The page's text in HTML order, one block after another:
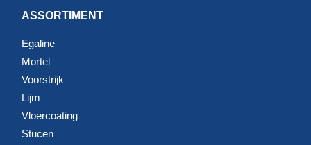
belangrijk voor hechting, drukvastheid en duurzaamheid.
Werk je aan een vloer die daarna verder afgewerkt moet
worden, dan is het belangrijk om niet alleen naar de
Goed verwerken is net zo belangrijk
ASSORTIMENT
Egaline
Mortel
Voorstrijk
Lijm
Vloercoating
Stucen